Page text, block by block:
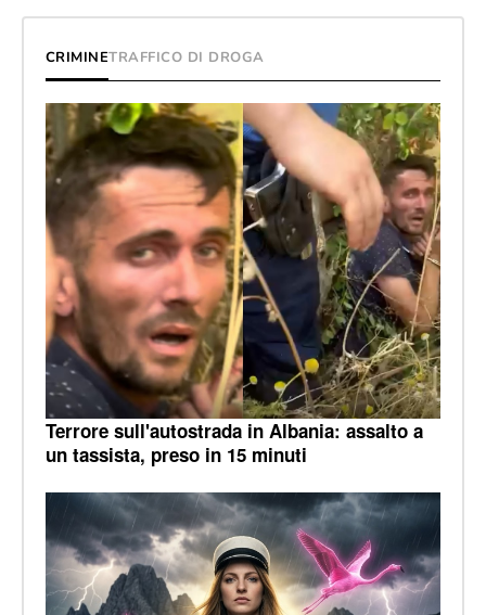
CRIMINETRAFFICO DI DROGA
Terrore sull'autostrada in Albania: assalto a
un tassista, preso in 15 minuti